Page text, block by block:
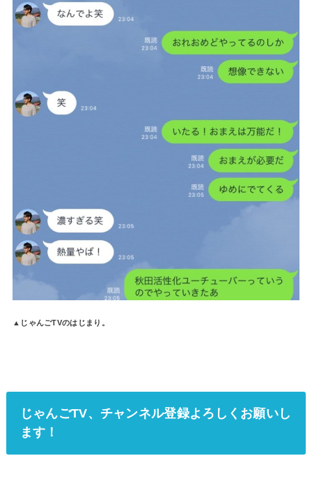
▲じゃんごTVのはじまり。
じゃんごTV、チャンネル登録よろしくお願いし
ます！